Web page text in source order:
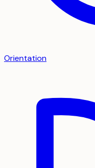
Orientation